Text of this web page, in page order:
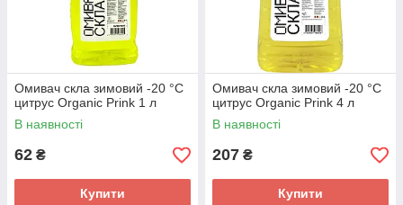
Омивач скла зимовий -20 °C
цитрус Organic Prink 1 л
В наявності
62 ₴
Купити
Омивач скла зимовий -20 °C
цитрус Organic Prink 4 л
В наявності
207 ₴
Купити